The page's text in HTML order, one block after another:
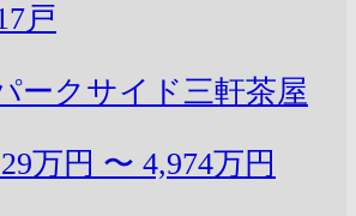
戸
ークサイド三軒茶屋
万円 〜 4,974万円